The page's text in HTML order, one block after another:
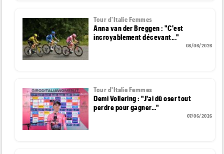
Tour d'Italie Femmes
Anna van der Breggen : "C'est
incroyablement décevant..."
08/06/2026
Tour d'Italie Femmes
Demi Vollering : "J'ai dû oser tout
perdre pour gagner..."
07/06/2026